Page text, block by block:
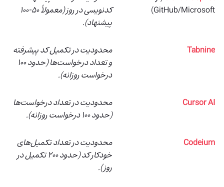
GitHub/Microsoft)
کدنویسی در روز (معمولاً ۵۰-۱۰۰
پیشنهاد).
Tabnine
محدودیت در تکمیل کد پیشرفته
و تعداد درخواست‌ها (حدود ۱۰۰
درخواست روزانه).
Cursor AI
محدودیت در تعداد درخواست‌ها
(حدود ۱۰۰ درخواست روزانه).
Codeium
محدودیت در تعداد تکمیل‌های
خودکار کد (حدود ۲۰۰ تکمیل در
روز).